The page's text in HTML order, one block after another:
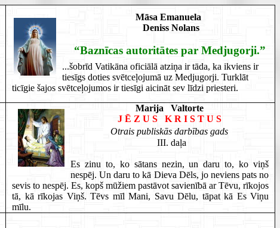
Māsa Emanuela
Deniss Nolans
“Baznīcas autoritātes par Medjugorji.”
...šobrīd Vatikāna oficiālā atziņa ir tāda, ka ikviens ir
tiesīgs doties svētceļojumā uz Medjugorji. Turklāt
ticīgie šajos svētceļojumos ir tiesīgi aicināt sev līdzi priesteri.
Marija Valtorte
J Ē Z U S K R I S T U S
Otrais publiskās darbības gads
III. daļa
Es zinu to, ko sātans nezin, un daru to, ko viņš
nespēj. Un daru to kā Dieva Dēls, jo neviens pats no
sevis to nespēj. Es, kopš mūžiem pastāvot savienībā ar Tēvu, rīkojos
tā, kā rīkojas Viņš. Tēvs mīl Mani, Savu Dēlu, tāpat kā Es Viņu
mīlu.